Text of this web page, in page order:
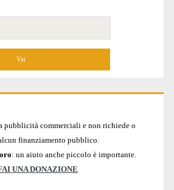
pubblicità commerciali e non richiede o
finanziamento pubblico.
: un aiuto anche piccolo è importante.
UNA DONAZIONE